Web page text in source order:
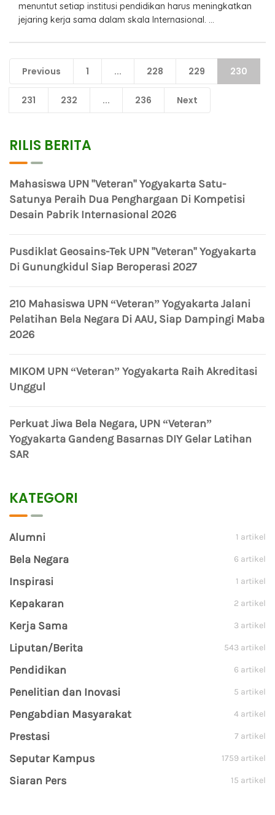
menuntut setiap institusi pendidikan harus meningkatkan
jejaring kerja sama dalam skala Internasional. ...
Previous 1 ... 228 229 230
231 232 ... 236 Next
RILIS BERITA
Mahasiswa UPN "Veteran" Yogyakarta Satu-
Satunya Peraih Dua Penghargaan Di Kompetisi
Desain Pabrik Internasional 2026
Pusdiklat Geosains-Tek UPN "Veteran" Yogyakarta
Di Gunungkidul Siap Beroperasi 2027
210 Mahasiswa UPN “Veteran” Yogyakarta Jalani
Pelatihan Bela Negara Di AAU, Siap Dampingi Maba
2026
MIKOM UPN “Veteran” Yogyakarta Raih Akreditasi
Unggul
Perkuat Jiwa Bela Negara, UPN “Veteran”
Yogyakarta Gandeng Basarnas DIY Gelar Latihan
SAR
KATEGORI
Alumni 1 artikel
Bela Negara 6 artikel
Inspirasi 1 artikel
Kepakaran 2 artikel
Kerja Sama 3 artikel
Liputan/Berita 543 artikel
Pendidikan 6 artikel
Penelitian dan Inovasi 5 artikel
Pengabdian Masyarakat 4 artikel
Prestasi 7 artikel
Seputar Kampus 1759 artikel
Siaran Pers 15 artikel